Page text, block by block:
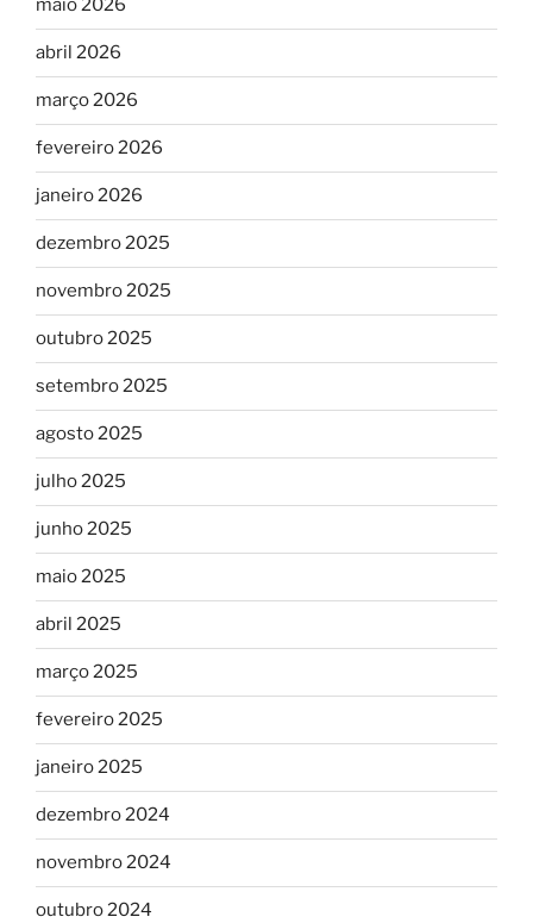
maio 2026
abril 2026
março 2026
fevereiro 2026
janeiro 2026
dezembro 2025
novembro 2025
outubro 2025
setembro 2025
agosto 2025
julho 2025
junho 2025
maio 2025
abril 2025
março 2025
fevereiro 2025
janeiro 2025
dezembro 2024
novembro 2024
outubro 2024